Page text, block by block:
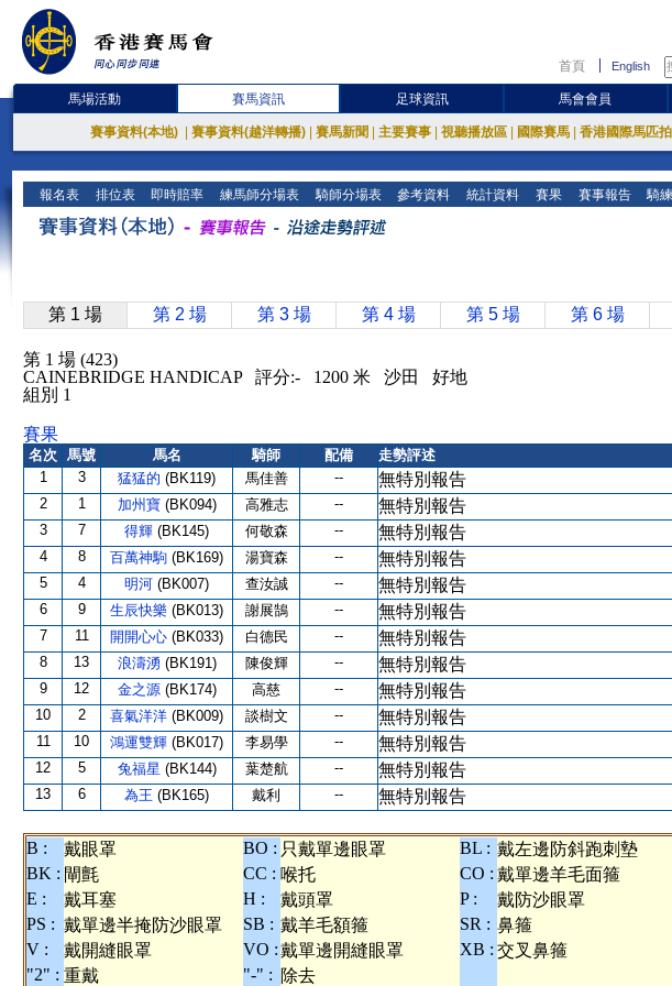
首頁 English
馬場活動 賽馬資訊 足球資訊 馬會會員
賽事資料(本地) 賽事資料(越洋轉播) 賽馬新聞 主要賽事 視聽播放區 國際賽馬 香港國際馬匹
報名表 排位表 即時賠率 練馬師分場表 騎師分場表 參考資料 統計資料 賽果 賽事報告 騎
第 1 場 第 2 場 第 3 場 第 4 場 第 5 場 第 6 場
第 1 場 (423)
CAINEBRIDGE HANDICAP 評分:- 1200 米 沙田 好地
組別 1
賽果
名次 馬號 馬名 騎師 配備
走勢評述
1
3 猛猛的 (BK119) 馬佳善 -- 無特別報告
2 1 加州寶 (BK094) 高雅志 -- 無特別報告
3 7 得輝 (BK145) 何敬森 -- 無特別報告
4 8 百萬神駒 (BK169) 湯寶森 -- 無特別報告
5 4 明河 (BK007) 查汝誠 -- 無特別報告
6 9 生辰快樂 (BK013) 謝展鵠 -- 無特別報告
7 11 開開心心 (BK033) 白德民 -- 無特別報告
8 13 浪濤湧 (BK191) 陳俊輝 -- 無特別報告
9 12 金之源 (BK174) 高慈 -- 無特別報告
10 2 喜氣洋洋 (BK009) 談樹文 -- 無特別報告
11 10 鴻運雙輝 (BK017) 李易學 -- 無特別報告
12 5 兔福星 (BK144) 葉楚航 -- 無特別報告
13 6 為王 (BK165) 戴利 -- 無特別報告
B : 戴眼罩 BO : 只戴單邊眼罩 BL : 戴左邊防斜跑刺墊
BK : 閘氈 CC : 喉托 CO : 戴單邊羊毛面箍
E :
戴耳塞 H : 戴頭罩 P : 戴防沙眼罩
PS : 戴單邊半掩防沙眼罩 SB : 戴羊毛額箍 SR : 鼻箍
V :
戴開縫眼罩 VO :戴單邊開縫眼罩 XB : 交叉鼻箍
"2" : 重戴 "-" : 除去